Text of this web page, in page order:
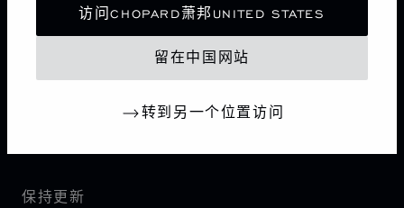
访问CHOPARD萧邦UNITED STATES
留在中国网站
转到另一个位置访问
联系我们
保持更新